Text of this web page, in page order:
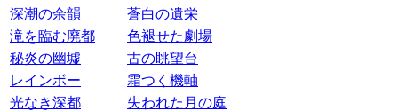
深潮の余韻
蒼白の遺栄
滝を臨む廃都
色褪せた劇場
秘炎の幽墟
古の眺望台
レインボー
霜つく機軸
光なき深都
失われた月の庭